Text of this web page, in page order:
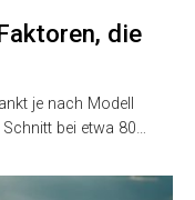
die
je nach Modell
bei etwa 80…